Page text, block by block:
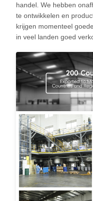
VRAAG
EEN
OFFERTE
AAN
SITEMAP
handel. We hebben
te ontwikkelen en
krijgen momenteel
in veel landen goed